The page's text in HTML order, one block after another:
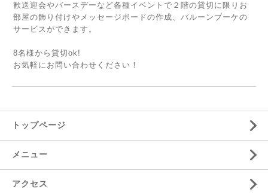
歓送迎会やバースデーなど各種イベントで２階の貸切に限りお
部屋の飾り付けやメッセージボードの作成、バルーンブーケの
サービスができます。
8名様から貸切ok!
お気軽にお問い合わせください！
トップページ
メニュー
アクセス